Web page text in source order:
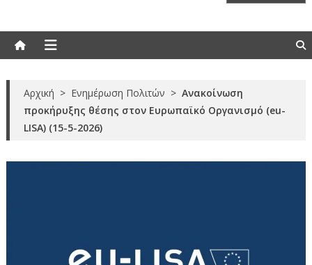
Αρχική > Ενημέρωση Πολιτών > Ανακοίνωση
προκήρυξης θέσης στον Ευρωπαϊκό Οργανισμό (eu-
LISA) (15-5-2026)